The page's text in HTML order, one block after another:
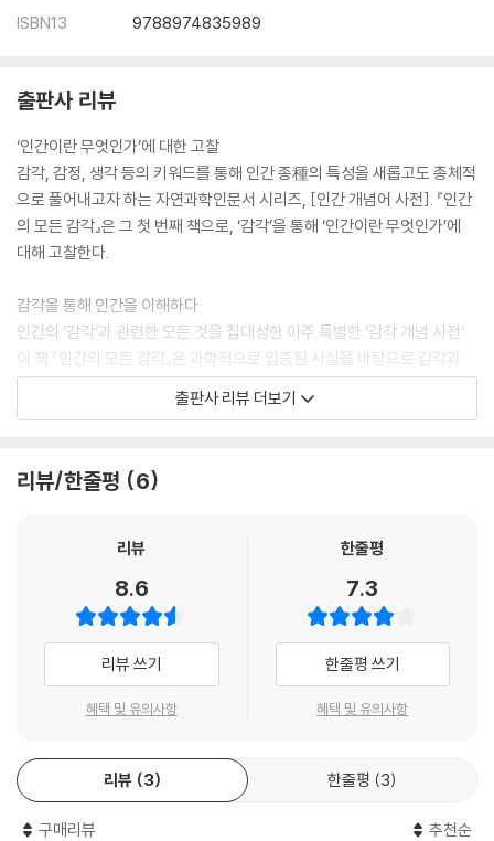
ISBN13 9788974835989
출판사 리뷰
‘인간이란 무엇인가’에 대한 고찰
감각, 감정, 생각 등의 키워드를 통해 인간 종種의 특성을 새롭고도 총체적
으로 풀어내고자 하는 자연과학인문서 시리즈, [인간 개념어 사전]. 『인간
의 모든 감각』은 그 첫 번째 책으로, ‘감각’을 통해 ‘인간이란 무엇인가’에
대해 고찰한다.
감각을 통해 인간을 이해하다
인간의 ‘감각’과 관련한 모든 것을 집대성한 아주 특별한 ‘감각 개념 사전’.
이 책 『인간의 모든 감각』은 과학적으로 입증된 사실을 바탕으로 감각과
지각과 인식이라는 개념을 정의하는 것에서부터 시작하여 감각론의 역사,
동물 감각기관의 진화 과정, 인간 감각 능력의 발달 및 노화 과정, 감각과
연장선상에 있기도 하다. 저자는 지금껏 『아름다운 우리 몸 사전』, 『유전자
7년 『아름다운 우리 몸 사전』을 통해 해부생리 현상에 대한 과학적 접근으
인정받아 제39회 동아의학상을 수상한 바 있다. 이 책을 쓰면서 겸손해질
수 있었다는 저자의 말은 인간에 대한 이해의 폭을 넓혔기 때문이기도 하
리라.
“툭툭 끊어지는 영화 화면을 보면서 연속적인 영상이라고 착각하듯이 일
상생활 역시 착각의 연속일 수 있다는 것을 알면 내가 믿었던 것이 사실이
가 들면서 성숙하지만 정점에 달하는 순간 쇠퇴하기 시작합니다. 그런데
막상 쇠퇴하는 중에도 사람들은 항상 최상에 있던 감각을 기준으로 생각하
는 경향이 있다는 것을 개달을 때에도 겸손해집니다.”(머리말에서)
출판사 리뷰 더보기
리뷰/한줄평 6
리뷰
8.6
리뷰 쓰기
혜택 및 유의사항
한줄평
7.3
한줄평 쓰기
혜택 및 유의사항
리뷰 3 한줄평 3
구매리뷰 추천순